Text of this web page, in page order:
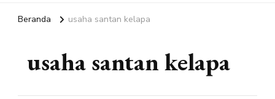
Beranda usaha santan kelapa
usaha santan kelapa